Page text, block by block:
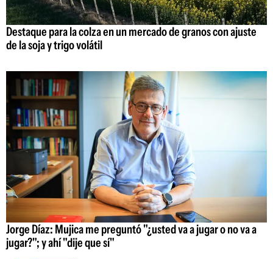
Destaque para la colza en un mercado de granos con ajuste
de la soja y trigo volátil
Jorge Díaz: Mujica me preguntó "¿usted va a jugar o no va a
jugar?"; y ahí "dije que sí"